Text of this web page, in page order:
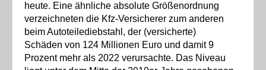
heute. Eine ähnliche absolute Größenordnung
verzeichneten die Kfz-Versicherer zum anderen
beim Autoteilediebstahl, der (versicherte)
Schäden von 124 Millionen Euro und damit 9
Prozent mehr als 2022 verursachte. Das Niveau